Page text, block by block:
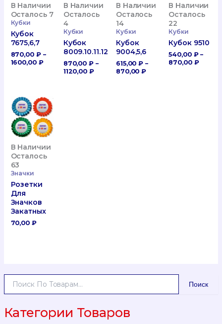
А
Т
Поиск
Категории Товаров
В Наличии
Осталось 7
Кубки
Кубок
7675,6,7
870,00 ₽ –
1600,00 ₽Диапазон
В Наличии
Осталось
4
Кубки
Кубок
8009.10.11.12
870,00₽ –
1120,00 ₽Диапазон
В Наличии
Осталось
14
Кубки
Кубок
9004,5,6
615,00₽ –
870,00₽Диапазон
В Наличии
Осталось
22
Кубки
Кубок 9510
540,00 ₽ –
870,00 ₽
В Наличии
Осталось
63
Значки
Розетки
Для
Значков
Закатных
70,00 ₽